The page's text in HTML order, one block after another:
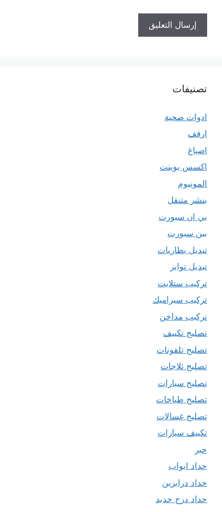
تصنيفات
ادوات صحية
ارفف
اصباغ
اكسس بوينت
المونيوم
بنشر متنقل
بي ان سبورت
بين سبورت
تبديل بطاريات
تبديل تواير
تركيب ستلايت
تركيب سيراميك
تركيب مداخن
تصليح تكييف
تصليح تلفونات
تصليح ثلاجات
تصليح سيارات
تصليح طباخات
تصليح غسالات
تكييف سيارات
حبر
حداد ابواب
حداد درابزين
حداد درج حديد